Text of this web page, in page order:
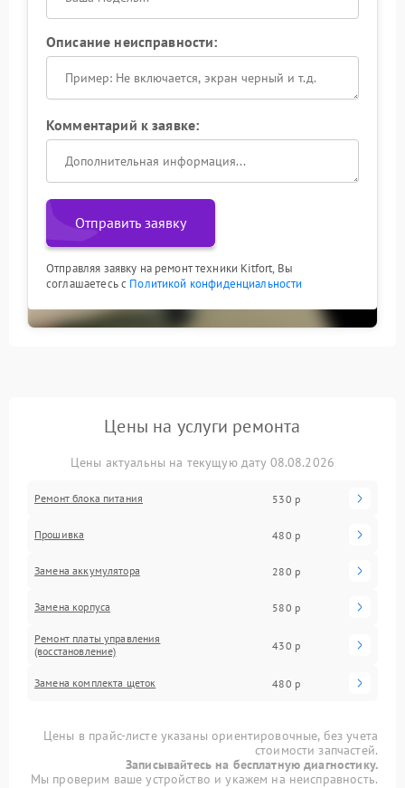
Описание неисправности:
Комментарий к заявке:
Отправить заявку
Отправляя заявку на ремонт техники Kitfort, Вы
соглашаетесь с Политикой конфиденциальности
Цены на услуги ремонта
Цены актуальны на текущую дату 08.08.2026
Ремонт блока питания 530 р
Прошивка 480 р
Замена аккумулятора 280 р
Замена корпуса 580 р
Ремонт платы управления
(восстановление)
430 р
Замена комплекта щеток 480 р
Цены в прайс-листе указаны ориентировочные, без учета
стоимости запчастей.
Записывайтесь на бесплатную диагностику.
Мы проверим ваше устройство и укажем на неисправность.